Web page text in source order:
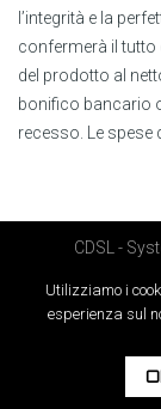
l’integrità e la
confermerà il tutto
del prodotto al
bonifico bancario
recesso. Le spese
CDSL -
Utilizziamo i
esperienza sul